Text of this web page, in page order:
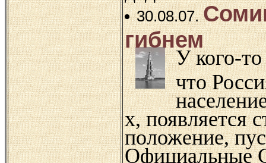
30.08.07.
гибнем
У кого-
что
х, появляется
положение,
Официальные